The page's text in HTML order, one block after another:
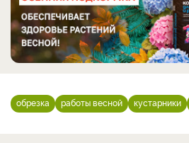
обрезка работы весной кустарники